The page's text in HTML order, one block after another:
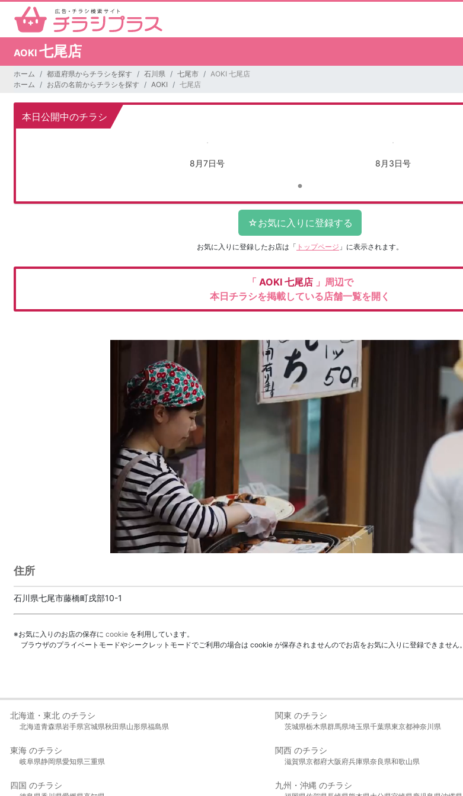
AOKI 七尾店
ホーム 都道府県からチラシを探す 石川県 七尾市
AOKI 七尾店
ホーム
お店の名前からチラシを探す AOKI 七尾店
本日公開中のチラシ
8月7日号 8月3日号
お気に入りに登録したお店は 「 トップページ 」に表示されます。
「 AOKI 七尾店 」周辺で
本日チラシを掲載している店舗一覧を開く
住所
石川県七尾市藤橋町戌部10-1
※お気に入りのお店の保存に cookie を利用しています。
ブラウザのプライベートモードやシークレットモードでご利用の場合は cookie が保存されませんのでお店をお気に入りに登録できません。
北海道・東北 のチラシ
北海道青森県岩手県宮城県秋田県山形県福島県
関東 のチラシ
茨城県栃木県群馬県埼玉県千葉県東京都神奈川県
東海 のチラシ
岐阜県静岡県愛知県三重県
関西 のチラシ
滋賀県京都府大阪府兵庫県奈良県和歌山県
四国 のチラシ 九州・沖縄 のチラシ